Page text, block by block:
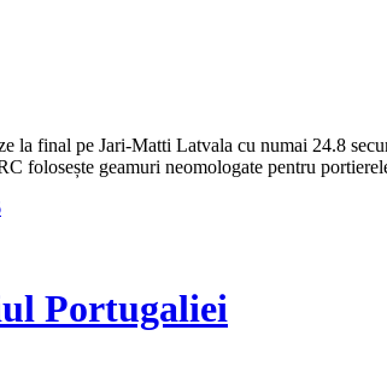
la final pe Jari-Matti Latvala cu numai 24.8
folosește geamuri neomologate pentru
Portugaliei